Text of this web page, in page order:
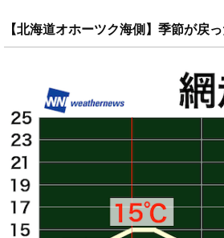
【北海道オホーツク海側】季節が戻